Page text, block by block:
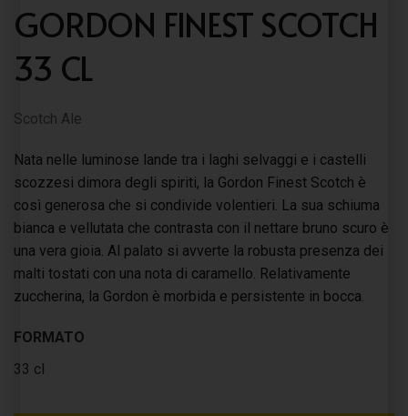
GORDON FINEST SCOTCH
33 CL
Scotch Ale
Nata nelle luminose lande tra i laghi selvaggi e i castelli
scozzesi dimora degli spiriti, la Gordon Finest Scotch è
così generosa che si condivide volentieri. La sua schiuma
bianca e vellutata che contrasta con il nettare bruno scuro è
una vera gioia. Al palato si avverte la robusta presenza dei
malti tostati con una nota di caramello. Relativamente
zuccherina, la Gordon è morbida e persistente in bocca.
FORMATO
33 cl